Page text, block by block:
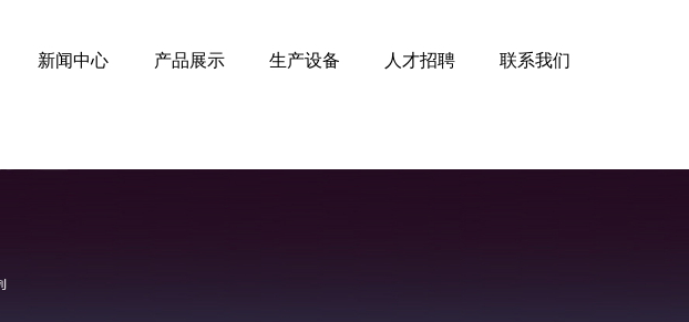
新闻中心 产品展示 生产设备 人才招聘 联系我们